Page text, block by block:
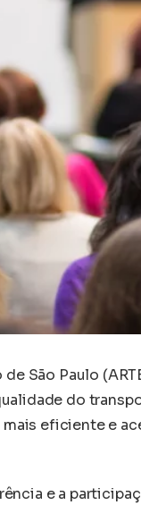
São Paulo
do
eficiente e
e a